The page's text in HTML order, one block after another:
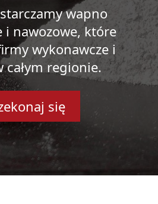
wapno
i nawozowe, które
wykonawcze i
całym regionie.
się